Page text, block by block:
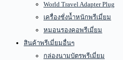
World Travel Adapter Plug
เครื่องชั่งน้ำหนักพรีเมี่ยม
หมอนรองคอพรีเมี่ยม
สินค้าพรีเมี่ยมอื่นๆ
กล่องนามบัตรพรีเมี่ยม